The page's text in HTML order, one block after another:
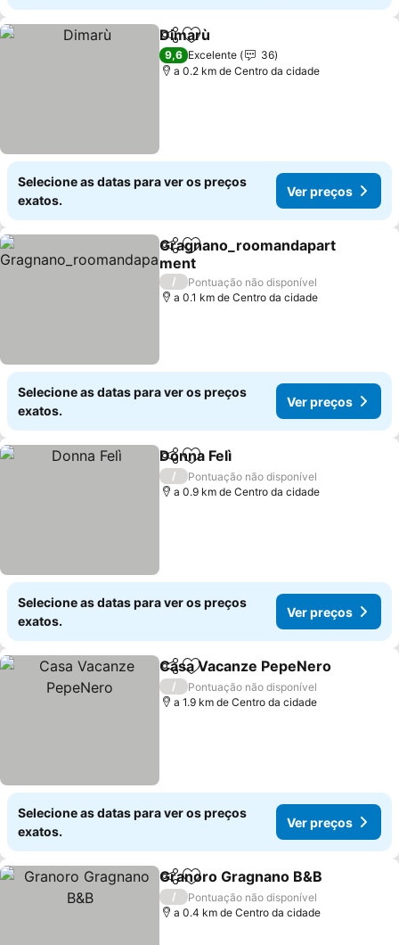
PartilharAdicionar aos favoritos
Dimarù
9,6 Excelente
36
a 0.2 km de Centro da cidade
Selecione as datas para ver os preços
exatos.
Ver preços
PartilharAdicionar aos favoritos
Gragnano_roomandapart
ment
Ver preços
/
Pontuação não disponível
a 0.1 km de Centro da cidade
Selecione as datas para ver os preços
exatos.
Ver preços
PartilharAdicionar aos favoritos
Donna Felì
/
Pontuação não disponível
a 0.9 km de Centro da cidade
Selecione as datas para ver os preços
exatos.
Ver preços
PartilharAdicionar aos favoritos
Casa Vacanze PepeNero
/
Pontuação não disponível
a 1.9 km de Centro da cidade
Selecione as datas para ver os preços
exatos.
Ver preços
PartilharAdicionar aos favoritos
Granoro Gragnano B&B
/
Pontuação não disponível
a 0.4 km de Centro da cidade